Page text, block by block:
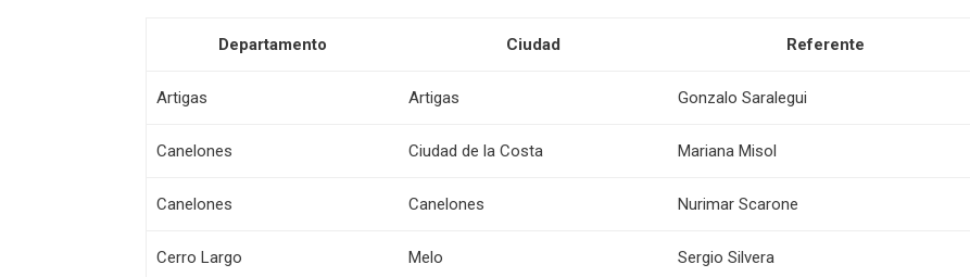
Departamento Ciudad Referente
Artigas Artigas Gonzalo Saralegui
Canelones Ciudad de la Costa Mariana Misol
Canelones Canelones Nurimar Scarone
Cerro Largo Melo Sergio Silvera